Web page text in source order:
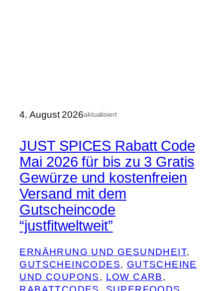
4. August 2026aktualisiert
JUST SPICES Rabatt Code
Mai 2026 für bis zu 3 Gratis
Gewürze und kostenfreien
Versand mit dem
Gutscheincode
“justfitweltweit”
ERNÄHRUNG UND GESUNDHEIT
GUTSCHEINCODES, GUTSCHEINE
UND COUPONS, LOW CARB